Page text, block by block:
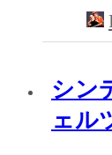
シン
ェル